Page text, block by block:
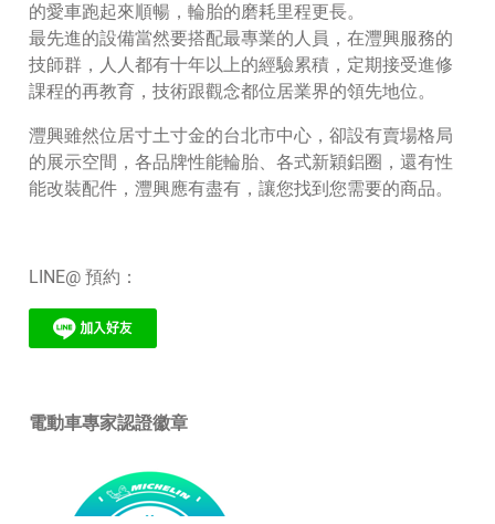
的愛車跑起來順暢，輪胎的磨耗里程更長。
最先進的設備當然要搭配最專業的人員，在灃興服務的
技師群，人人都有十年以上的經驗累積，定期接受進修
課程的再教育，技術跟觀念都位居業界的領先地位。
灃興雖然位居寸土寸金的台北市中心，卻設有賣場格局
的展示空間，各品牌性能輪胎、各式新穎鋁圈，還有性
能改裝配件，灃興應有盡有，讓您找到您需要的商品。
LINE@ 預約：
電動車專家認證徽章